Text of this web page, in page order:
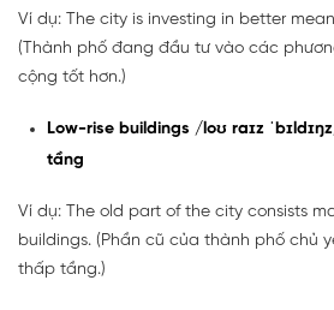
Ví dụ: The city is investing in better
(Thành phố đang đầu tư vào các
cộng tốt hơn.)
Low-rise buildings /loʊ raɪz
tầng
Ví dụ: The old part of the city consists
buildings. (Phần cũ của thành phố chủ
thấp tầng.)